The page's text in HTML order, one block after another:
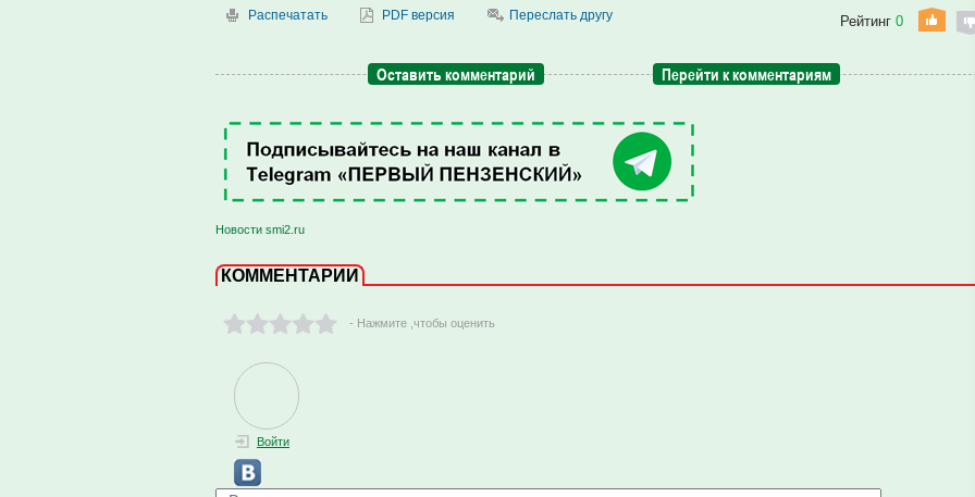
Распечатать PDF версия Переслать другу Рейтинг 0
Оставить комментарий Перейти к комментариям
Новости smi2.ru
КОММЕНТАРИИ
- Нажмите ,чтобы оценить
Войти